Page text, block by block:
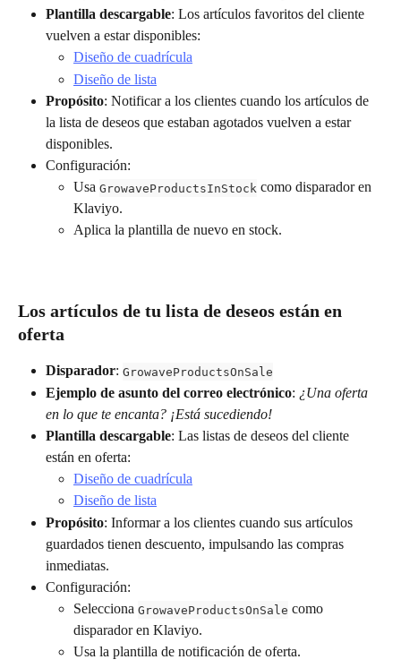
Plantilla descargable: Los artículos favoritos del cliente
vuelven a estar disponibles:
Diseño de cuadrícula
Diseño de lista
Propósito: Notificar a los clientes cuando los artículos de
la lista de deseos que estaban agotados vuelven a estar
disponibles.
Configuración:
Usa GrowaveProductsInStock como disparador en
Klaviyo.
Aplica la plantilla de nuevo en stock.
Los artículos de tu lista de deseos están en
oferta
Disparador: GrowaveProductsOnSale
Ejemplo de asunto del correo electrónico: ¿Una oferta
en lo que te encanta? ¡Está sucediendo!
Plantilla descargable: Las listas de deseos del cliente
están en oferta:
Diseño de cuadrícula
Diseño de lista
Propósito: Informar a los clientes cuando sus artículos
guardados tienen descuento, impulsando las compras
inmediatas.
Configuración:
Selecciona GrowaveProductsOnSale como
disparador en Klaviyo.
Usa la plantilla de notificación de oferta.